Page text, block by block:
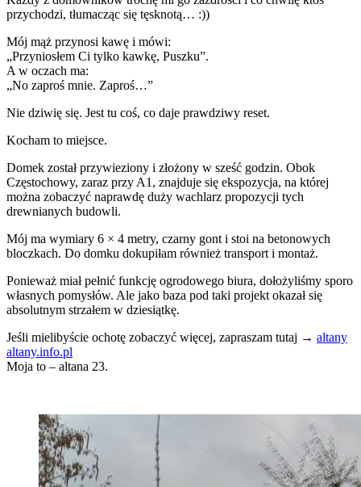
przychodzi, tłumacząc się tęsknotą… :))
Mój mąż przynosi kawę i mówi:
„Przyniosłem Ci tylko kawkę, Puszku”.
A w oczach ma:
„No zaproś mnie. Zaproś…”
Nie dziwię się. Jest tu coś, co daje prawdziwy reset.
Kocham to miejsce.
Domek został przywieziony i złożony w sześć godzin. Obok
Częstochowy, zaraz przy A1, znajduje się ekspozycja, na której
można zobaczyć naprawdę duży wachlarz propozycji tych
drewnianych budowli.
Mój ma wymiary 6 × 4 metry, czarny gont i stoi na betonowych
bloczkach. Do domku dokupiłam również transport i montaż.
Ponieważ miał pełnić funkcję ogrodowego biura, dołożyliśmy sporo
własnych pomysłów. Ale jako baza pod taki projekt okazał się
absolutnym strzałem w dziesiątkę.
Jeśli mielibyście ochotę zobaczyć więcej, zapraszam tutaj → altany
altany.info.pl
Moja to – altana 23.